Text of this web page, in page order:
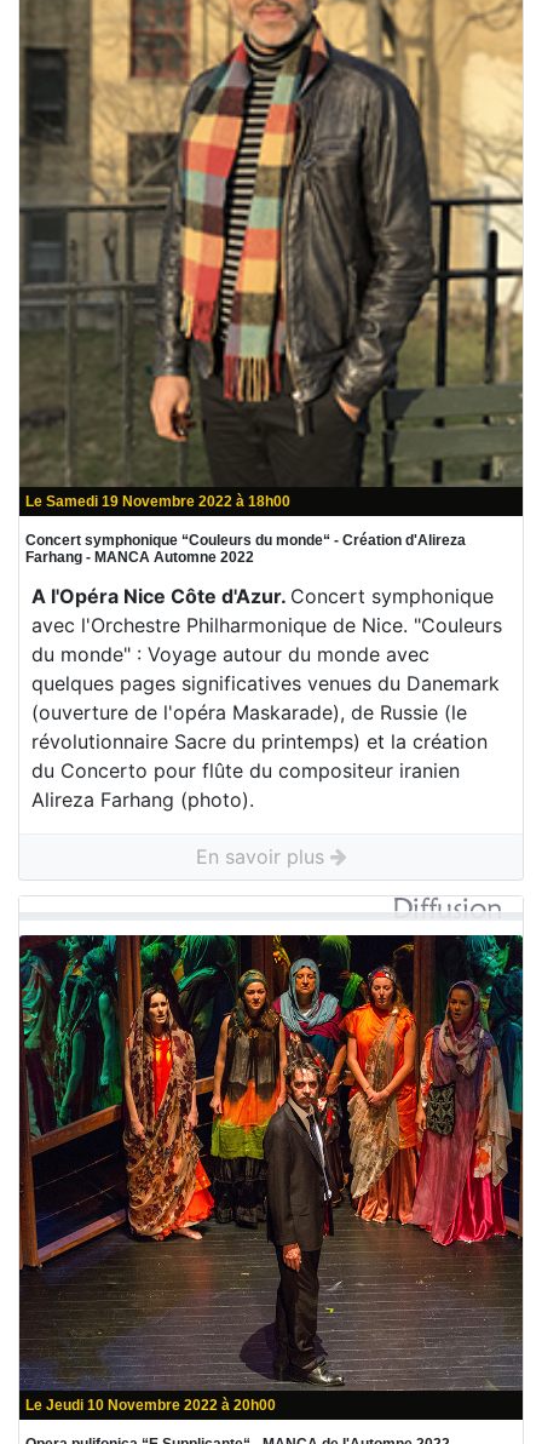
Le Samedi 19 Novembre 2022 à 18h00
Concert symphonique “Couleurs du monde“ - Création d'Alireza
Farhang - MANCA Automne 2022
A l'Opéra Nice Côte d'Azur. Concert symphonique
avec l'Orchestre Philharmonique de Nice. "Couleurs
du monde" : Voyage autour du monde avec
quelques pages significatives venues du Danemark
(ouverture de l'opéra Maskarade), de Russie (le
révolutionnaire Sacre du printemps) et la création
du Concerto pour flûte du compositeur iranien
Alireza Farhang (photo).
En savoir plus
Le Jeudi 10 Novembre 2022 à 20h00